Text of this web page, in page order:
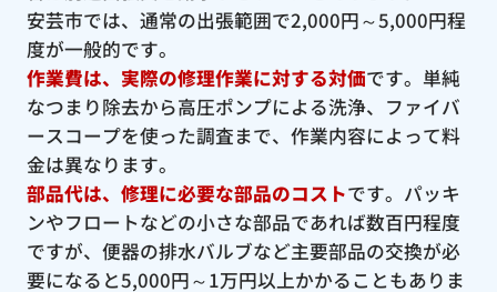
安芸市では、通常の出張範囲で2,000円～5,000円程
度が一般的です。
作業費は、実際の修理作業に対する対価です。単純
なつまり除去から高圧ポンプによる洗浄、ファイバ
ースコープを使った調査まで、作業内容によって料
金は異なります。
部品代は、修理に必要な部品のコストです。パッキ
ンやフロートなどの小さな部品であれば数百円程度
ですが、便器の排水バルブなど主要部品の交換が必
要になると5,000円～1万円以上かかることもありま